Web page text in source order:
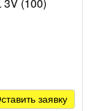
3V (100)
заявку